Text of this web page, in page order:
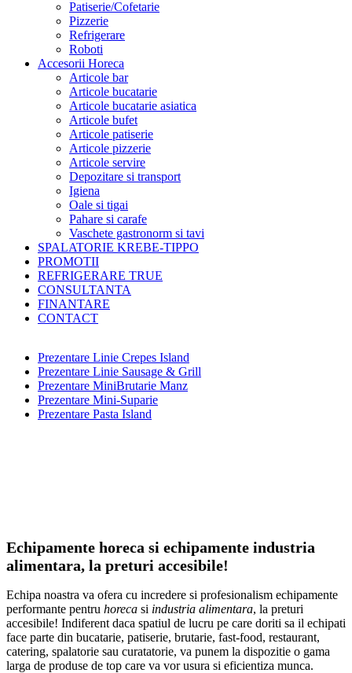
Patiserie/Cofetarie
Pizzerie
Refrigerare
Roboti
Accesorii Horeca
Articole bar
Articole bucatarie
Articole bucatarie asiatica
Articole bufet
Articole patiserie
Articole pizzerie
Articole servire
Depozitare si transport
Igiena
Oale si tigai
Pahare si carafe
Vaschete gastronorm si tavi
SPALATORIE KREBE-TIPPO
PROMOTII
REFRIGERARE TRUE
CONSULTANTA
FINANTARE
CONTACT
Prezentare Linie Crepes Island
Prezentare Linie Sausage & Grill
Prezentare MiniBrutarie Manz
Prezentare Mini-Suparie
Prezentare Pasta Island
Echipamente horeca si echipamente industria
alimentara, la preturi accesibile!
Echipa noastra va ofera cu incredere si profesionalism echipamente
performante pentru horeca si industria alimentara, la preturi
accesibile! Indiferent daca spatiul de lucru pe care doriti sa il echipati
face parte din bucatarie, patiserie, brutarie, fast-food, restaurant,
catering, spalatorie sau curatatorie, va punem la dispozitie o gama
larga de produse de top care va vor usura si eficientiza munca.